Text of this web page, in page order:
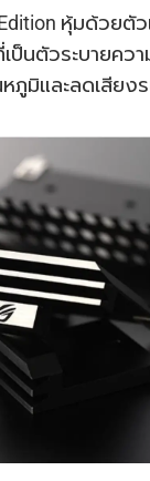
หุ้มด้วยตั
ป็นตัวระบายค
ภูมิและลดเสียง